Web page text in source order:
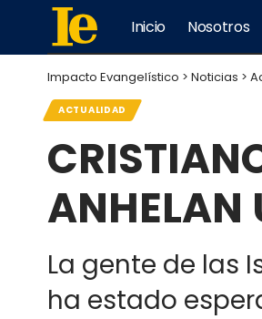
Inicio Nosotros
Impacto Evangelístico > Noticias >
ACTUALIDAD
ANHELAN
La gente de las
ha estado